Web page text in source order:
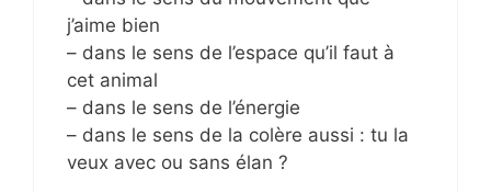
j’aime bien
– dans le sens de l’espace qu’il faut à
cet animal
– dans le sens de l’énergie
– dans le sens de la colère aussi : tu la
veux avec ou sans élan ?